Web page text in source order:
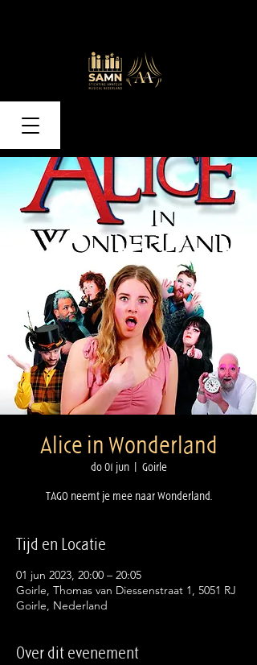
Alice in Wonderland
do 01 jun
  |
Goirle
TAGO neemt je mee naar Wonderland.
Tijd en Locatie
01 jun 2023, 20:00 – 20:05
Goirle, Thomas van Diessenstraat 1, 5051 RJ
Goirle, Nederland
Over dit evenement